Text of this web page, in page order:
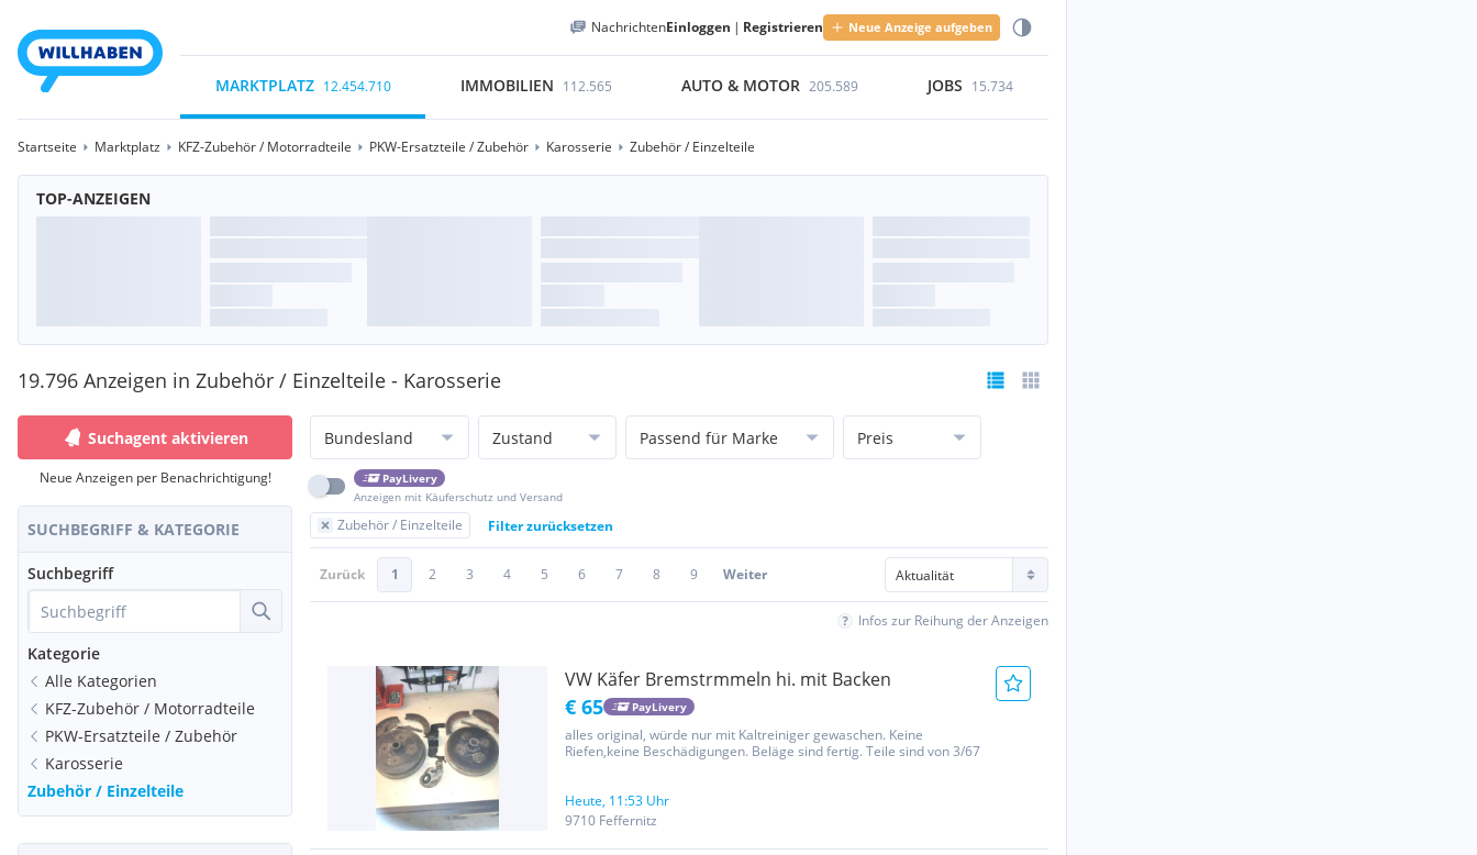
NachrichtenEinloggen | Registrieren Neue Anzeige aufgeben
MARKTPLATZ 12.454.710 IMMOBILIEN 112.565 AUTO & MOTOR 205.589 JOBS 15.734
Startseite Marktplatz KFZ-Zubehör / Motorradteile PKW-Ersatzteile / Zubehör Karosserie Zubehör / Einzelteile
TOP-ANZEIGEN
19.796 Anzeigen in Zubehör / Einzelteile - Karosserie
Suchagent aktivieren
Neue Anzeigen per Benachrichtigung!
SUCHBEGRIFF & KATEGORIE
Suchbegriff
Kategorie
Alle Kategorien
KFZ-Zubehör / Motorradteile
PKW-Ersatzteile / Zubehör
Karosserie
Zubehör / Einzelteile
Bundesland Zustand Passend für Marke Preis
PayLivery
Anzeigen mit Käuferschutz und Versand
Zubehör / Einzelteile Filter zurücksetzen
Zurück 1 2 3 4 5 6 7 8 9 Weiter
Infos zur Reihung der Anzeigen
VW Käfer Bremstrmmeln hi. mit Backen
€ 65 PayLivery
alles original, würde nur mit Kaltreiniger gewaschen. Keine
Riefen,keine Beschädigungen. Beläge sind fertig. Teile sind von 3/67
Heute, 11:53 Uhr
9710 Feffernitz